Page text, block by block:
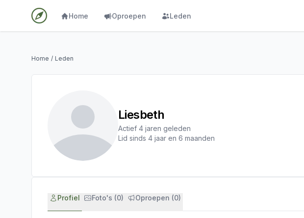
Home Oproepen Leden
Home / Leden
Liesbeth
Actief 4 jaren geleden
Lid sinds 4 jaar en 6 maanden
Profiel Foto's (0) Oproepen (0)